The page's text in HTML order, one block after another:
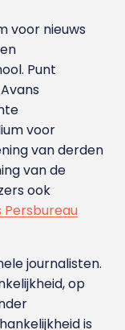
voor nieuws
Punt
voor
van derden
van de
ook
Persbureau
journalisten.
op
is